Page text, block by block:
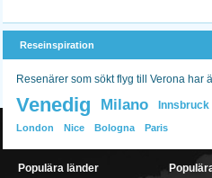
Reseinspiration
Resenärer som sökt flyg till Verona har
Venedig Milano Innsbruck
London Nice Bologna Paris
Populära länder